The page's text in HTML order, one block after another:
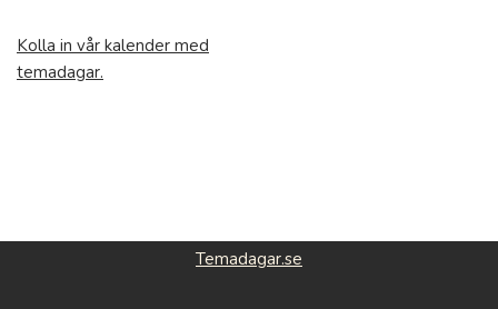
Kolla in vår kalender med
temadagar.
Temadagar.se